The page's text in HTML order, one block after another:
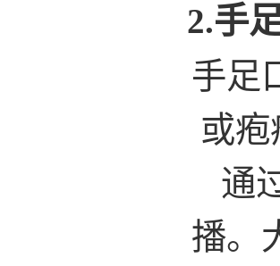
2.手
手足
或
通
播。